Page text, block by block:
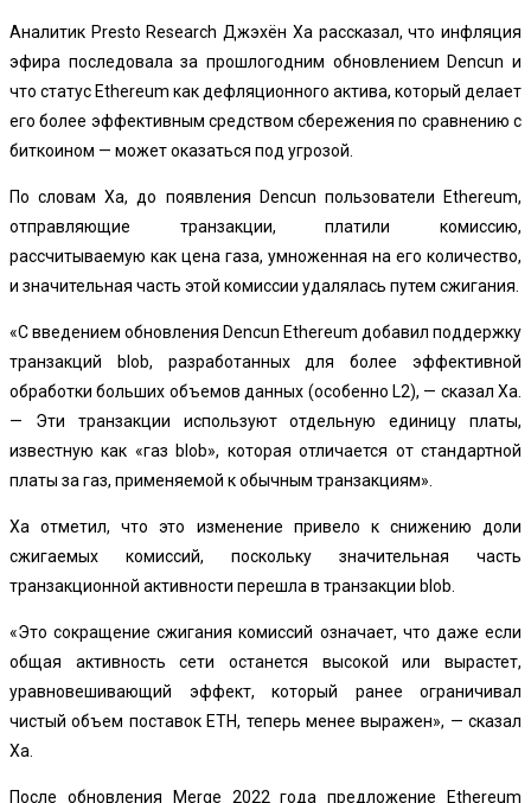
Аналитик Presto Research Джэхён Ха рассказал, что инфляция
эфира последовала за прошлогодним обновлением Dencun и
что статус Ethereum как дефляционного актива, который делает
его более эффективным средством сбережения по сравнению с
биткоином — может оказаться под угрозой.
По словам Ха, до появления Dencun пользователи Ethereum,
отправляющие транзакции, платили комиссию,
рассчитываемую как цена газа, умноженная на его количество,
и значительная часть этой комиссии удалялась путем сжигания.
«С введением обновления Dencun Ethereum добавил поддержку
транзакций blob, разработанных для более эффективной
обработки больших объемов данных (особенно L2), — сказал Ха.
— Эти транзакции используют отдельную единицу платы,
известную как «газ blob», которая отличается от стандартной
платы за газ, применяемой к обычным транзакциям».
Ха отметил, что это изменение привело к снижению доли
сжигаемых комиссий, поскольку значительная часть
транзакционной активности перешла в транзакции blob.
«Это сокращение сжигания комиссий означает, что даже если
общая активность сети останется высокой или вырастет,
уравновешивающий эффект, который ранее ограничивал
чистый объем поставок ETH, теперь менее выражен», — сказал
Ха.
После обновления Merge 2022 года предложение Ethereum